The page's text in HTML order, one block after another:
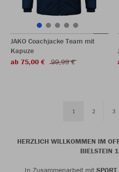
JAKO Coachjacke Team mit
Kapuze
ab 75,00 €
99,99 €
1 2 3
HERZLICH WILLKOMMEN IM
BIELSTEIN
In Zusammenarbeit mit